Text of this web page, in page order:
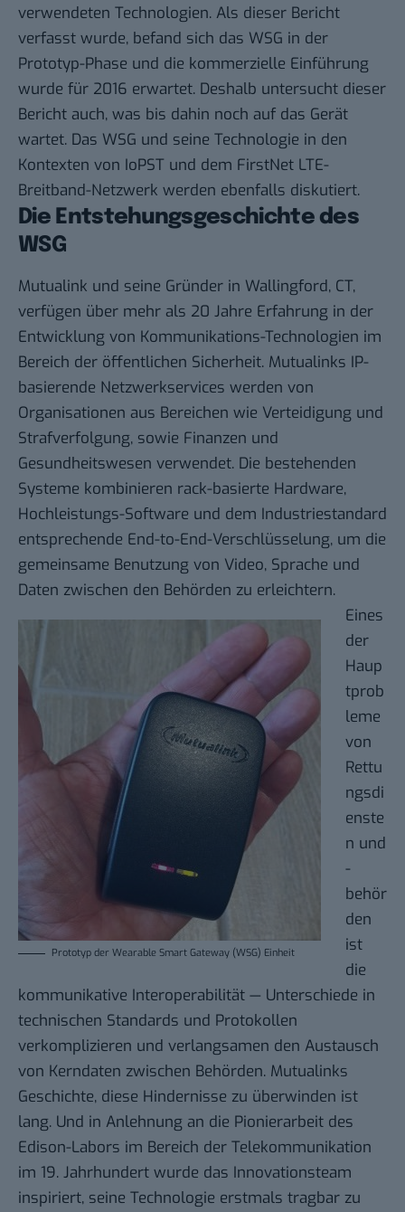
verwendeten Technologien. Als dieser Bericht
verfasst wurde, befand sich das WSG in der
Prototyp-Phase und die kommerzielle Einführung
wurde für 2016 erwartet. Deshalb untersucht dieser
Bericht auch, was bis dahin noch auf das Gerät
wartet. Das WSG und seine Technologie in den
Kontexten von IoPST und dem FirstNet LTE-
Breitband-Netzwerk werden ebenfalls diskutiert.
Die Entstehungsgeschichte des
WSG
Mutualink und seine Gründer in Wallingford, CT,
verfügen über mehr als 20 Jahre Erfahrung in der
Entwicklung von Kommunikations-Technologien im
Bereich der öffentlichen Sicherheit. Mutualinks IP-
basierende Netzwerkservices werden von
Organisationen aus Bereichen wie Verteidigung und
Strafverfolgung, sowie Finanzen und
Gesundheitswesen verwendet. Die bestehenden
Systeme kombinieren rack-basierte Hardware,
Hochleistungs-Software und dem Industriestandard
entsprechende End-to-End-Verschlüsselung, um die
gemeinsame Benutzung von Video, Sprache und
Daten zwischen den Behörden zu erleichtern.
Prototyp der Wearable Smart Gateway (WSG) Einheit
Eines
der
Haup
tprob
leme
von
Rettu
ngsdi
enste
n und
-
behör
den
ist
die
kommunikative Interoperabilität — Unterschiede in
technischen Standards und Protokollen
verkomplizieren und verlangsamen den Austausch
von Kerndaten zwischen Behörden. Mutualinks
Geschichte, diese Hindernisse zu überwinden ist
lang. Und in Anlehnung an die Pionierarbeit des
Edison-Labors im Bereich der Telekommunikation
im 19. Jahrhundert wurde das Innovationsteam
inspiriert, seine Technologie erstmals tragbar zu